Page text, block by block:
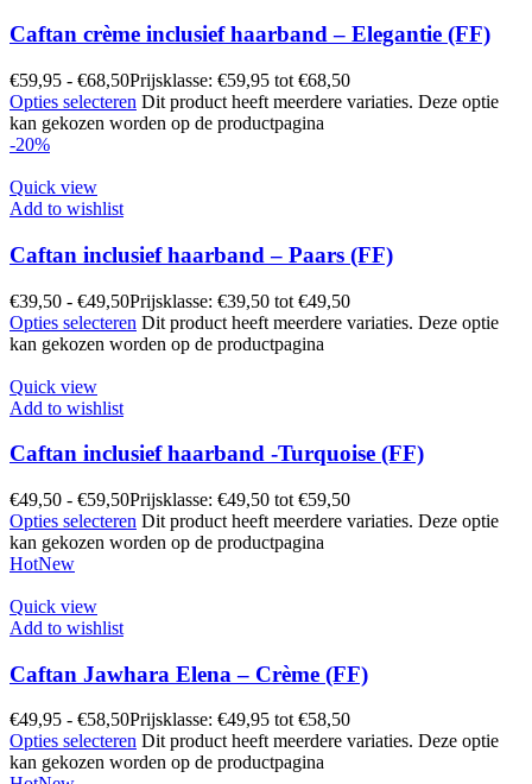
Caftan crème inclusief haarband – Elegantie (FF)
€59,95 - €68,50Prijsklasse: €59,95 tot €68,50
Opties selecteren Dit product heeft meerdere variaties. Deze optie
kan gekozen worden op de productpagina
-20%
Quick view
Add to wishlist
Caftan inclusief haarband – Paars (FF)
€39,50 - €49,50Prijsklasse: €39,50 tot €49,50
Opties selecteren Dit product heeft meerdere variaties. Deze optie
kan gekozen worden op de productpagina
Quick view
Add to wishlist
Caftan inclusief haarband -Turquoise (FF)
€49,50 - €59,50Prijsklasse: €49,50 tot €59,50
Opties selecteren Dit product heeft meerdere variaties. Deze optie
kan gekozen worden op de productpagina
HotNew
Quick view
Add to wishlist
Caftan Jawhara Elena – Crème (FF)
€49,95 - €58,50Prijsklasse: €49,95 tot €58,50
Opties selecteren Dit product heeft meerdere variaties. Deze optie
kan gekozen worden op de productpagina